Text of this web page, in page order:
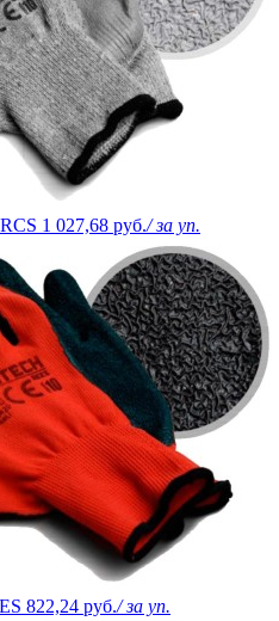
1 027,68 руб./ за уп.
822,24 руб./ за уп.